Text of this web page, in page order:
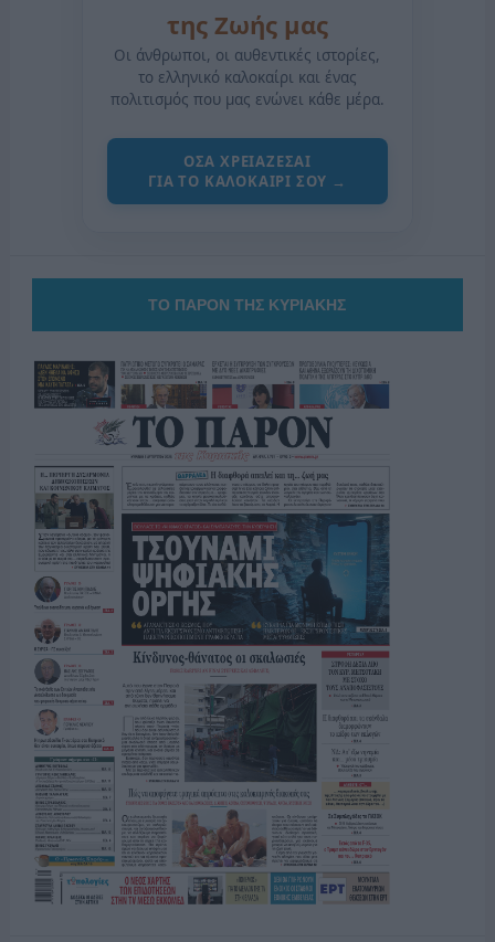
της Ζωής μας
Οι άνθρωποι, οι αυθεντικές ιστορίες,
το ελληνικό καλοκαίρι και ένας
πολιτισμός που μας ενώνει κάθε μέρα.
ΟΣΑ ΧΡΕΙΑΖΕΣΑΙ
ΓΙΑ ΤΟ ΚΑΛΟΚΑΙΡΙ ΣΟΥ →
ΤΟ ΠΑΡΟΝ ΤΗΣ ΚΥΡΙΑΚΗΣ